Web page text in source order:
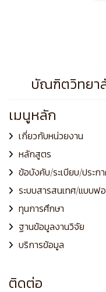
บัณฑิตวิทยา
เมนูหลัก
เกี่ยวกับหน่วยงาน
หลักสูตร
ข้อบังคับ/ระเบียบ/ประก
ระบบสารสนเทศ/แบบฟ
ทุนการศึกษา
ฐานข้อมูลงานวิจัย
บริการข้อมูล
ติดต่อ